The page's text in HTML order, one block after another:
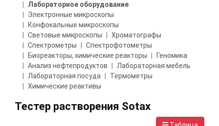
Лабораторное оборудование
Электронные микроскопы
Конфокальные микроскопы
Световые микроскопы
Хроматографы
Спектрометры
Спектрофотометры
Биореакторы, химические реакторы
Геномика
Анализ нефтепродуктов
Лабораторная мебель
Лабораторная посуда
Термометры
Химические реактивы
Тестер растворения Sotax